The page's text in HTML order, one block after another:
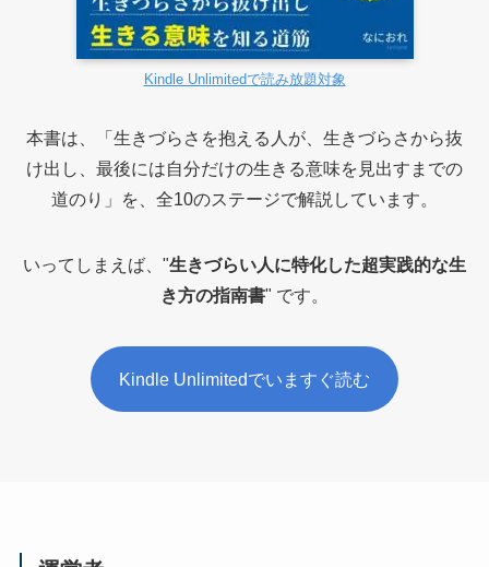
Kindle Unlimitedで読み放題対象
本書は、「生きづらさを抱える人が、生きづらさから抜
け出し、最後には自分だけの生きる意味を見出すまでの
道のり」を、全10のステージで解説しています。
いってしまえば、"生きづらい人に特化した超実践的な生
き方の指南書" です。
Kindle Unlimitedでいますぐ読む